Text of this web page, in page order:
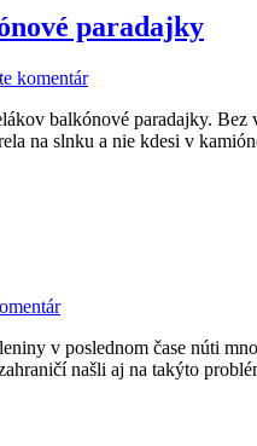
paradajky
komentár
balkónové paradajky.
na slnku a nie kdesi v
v poslednom čase núti
našli aj na takýto